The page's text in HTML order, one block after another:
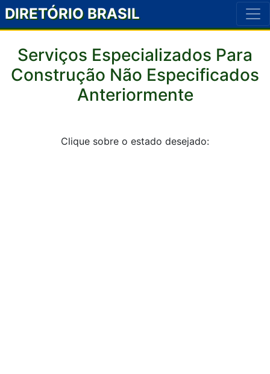
DIRETÓRIO BRASIL
Serviços Especializados Para
Construção Não Especificados
Anteriormente
Clique sobre o estado desejado: